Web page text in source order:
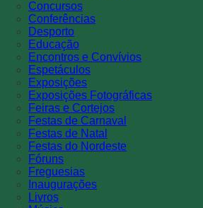
Concursos
Conferências
Desporto
Educação
Encontros e Convívios
Espetáculos
Exposições
Exposições Fotográficas
Feiras e Cortejos
Festas de Carnaval
Festas de Natal
Festas do Nordeste
Fóruns
Freguesias
Inaugurações
Livros